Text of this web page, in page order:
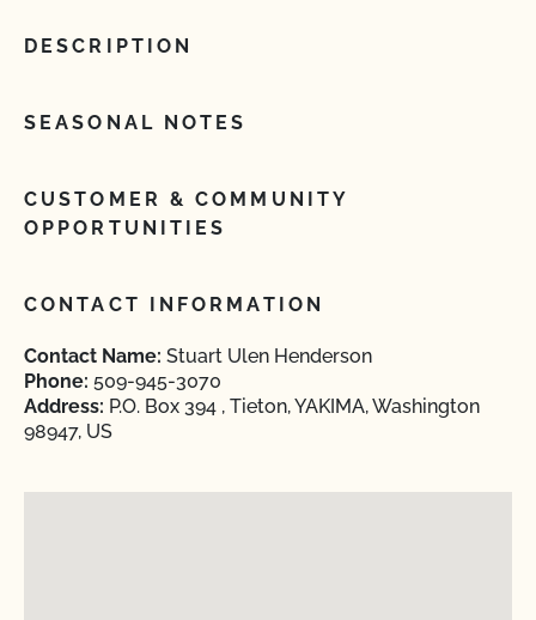
DESCRIPTION
SEASONAL NOTES
CUSTOMER & COMMUNITY
OPPORTUNITIES
CONTACT INFORMATION
Contact Name: Stuart Ulen Henderson
Phone: 509-945-3070
Address: P.O. Box 394 , Tieton, YAKIMA, Washington
98947, US